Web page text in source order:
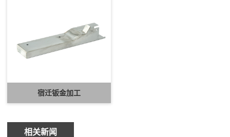
宿迁钣金加工
相关新闻